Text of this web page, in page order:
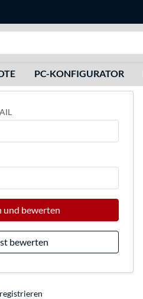
PC-KONFIGURATOR
und bewerten
bewerten